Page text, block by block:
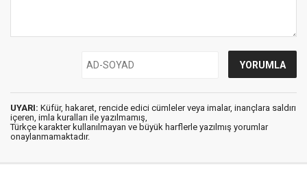
UYARI: Küfür, hakaret, rencide edici cümleler veya imalar, inançlara saldırı
içeren, imla kuralları ile yazılmamış,
Türkçe karakter kullanılmayan ve büyük harflerle yazılmış yorumlar
onaylanmamaktadır.